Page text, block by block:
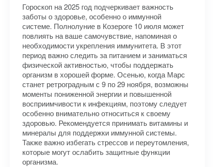
Гороскоп на 2025 год подчеркивает важность
заботы о здоровье, особенно о иммунной
системе. Полнолуние в Козероге 10 июля может
повлиять на ваше самочувствие, напоминая о
необходимости укрепления иммунитета. В этот
период важно следить за питанием и заниматься
физической активностью, чтобы поддержать
организм в хорошей форме. Осенью, когда Марс
станет ретроградным с 9 по 29 ноября, возможны
моменты пониженной энергии и повышенной
восприимчивости к инфекциям, поэтому следует
особенно внимательно относиться к своему
здоровью. Рекомендуется принимать витамины и
минералы для поддержки иммунной системы.
Также важно избегать стрессов и переутомления,
которые могут ослабить защитные функции
организма.